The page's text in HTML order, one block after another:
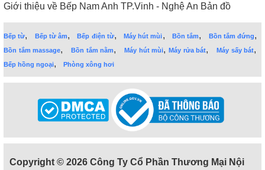
Giới thiệu về Bếp Nam Anh TP.Vinh - Nghệ An Bản đồ
Bếp từ, Bếp từ âm,Bếp điện từ,Máy hút mùi, Bồn tắm, Bồn tắm đứng,
Bồn tắm massage,Bồn tắm nằm,Máy hút mùi,Máy rửa bát,Máy sấy bát,
Bếp hồng ngoại, Phòng xông hơi
Copyright © 2026 Công Ty Cổ Phần Thương Mại Nội